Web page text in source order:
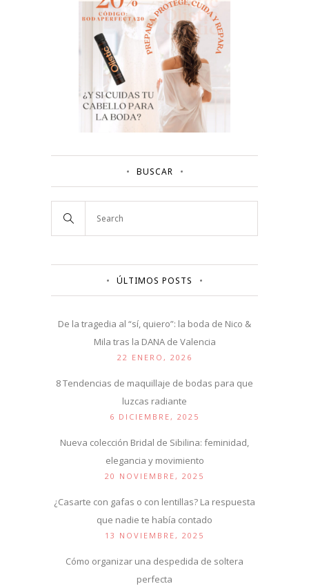
BUSCAR
ÚLTIMOS POSTS
De la tragedia al “sí, quiero”: la boda de Nico &
Mila tras la DANA de Valencia
22 ENERO, 2026
8 Tendencias de maquillaje de bodas para que
luzcas radiante
6 DICIEMBRE, 2025
Nueva colección Bridal de Sibilina: feminidad,
elegancia y movimiento
20 NOVIEMBRE, 2025
¿Casarte con gafas o con lentillas? La respuesta
que nadie te había contado
13 NOVIEMBRE, 2025
Cómo organizar una despedida de soltera
perfecta